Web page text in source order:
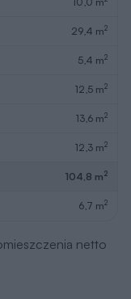
29,4 m2
5,4 m2
12,5 m2
13,6 m2
12,3 m2
104,8 m2
6,7 m2
netto